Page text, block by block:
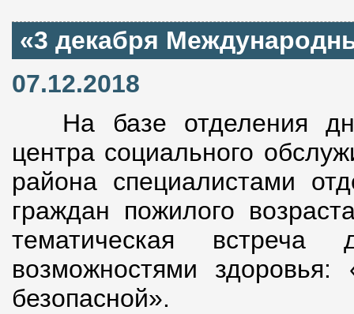
«3 декабря
07.12.2018
На базе отделения
центра социального
района специалистами
граждан пожилого
тематическая
возможностями
безопасной».